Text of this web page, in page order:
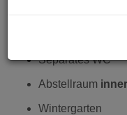
Separates WC
Abstellraum
Wintergarten